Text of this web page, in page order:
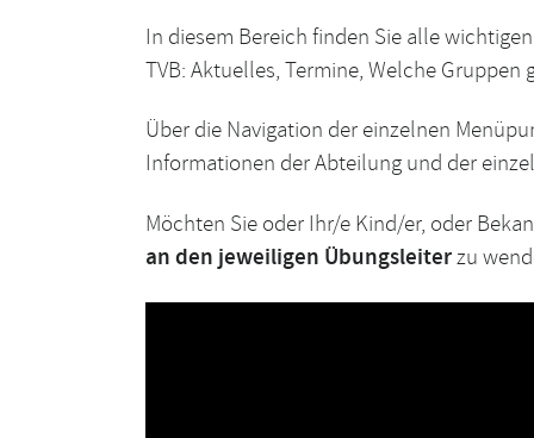
Leichtathletik
FC Germania
In diesem Bereich finden Sie alle
TVB: Aktuelles, Termine, Welche
Über die Navigation der einzelnen
Informationen der Abteilung und der
Möchten Sie oder Ihr/e Kind/er, oder
an den jeweiligen Übungsleiterzu